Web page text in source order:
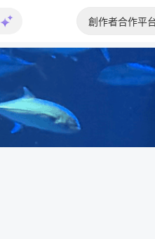
創作者合作平